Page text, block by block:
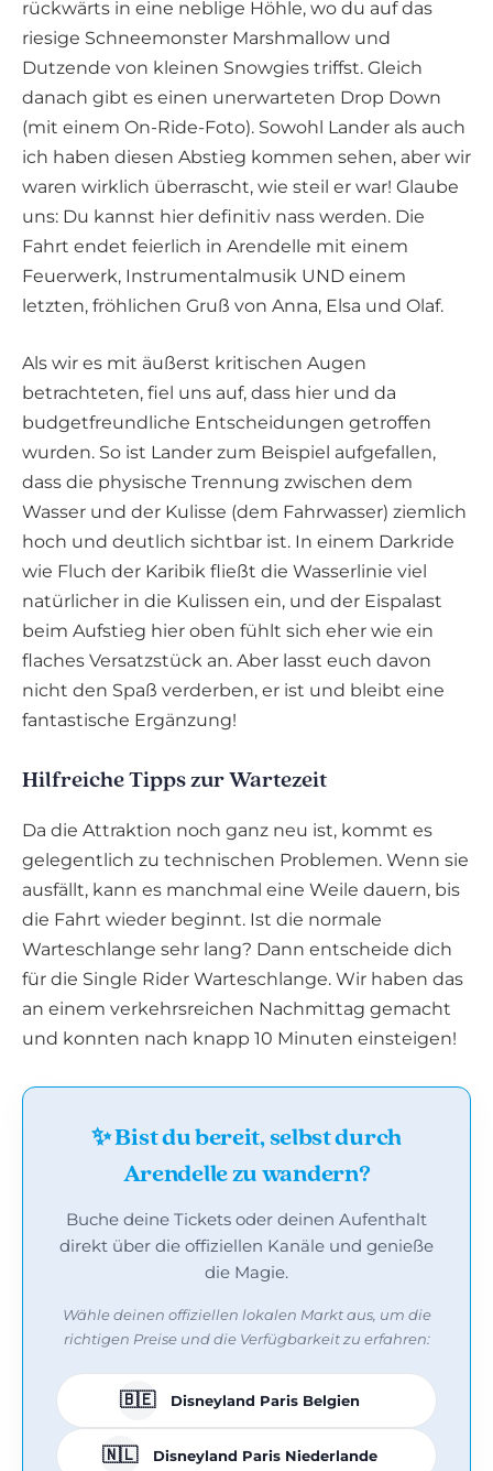
rückwärts in eine neblige Höhle, wo du auf das
riesige Schneemonster Marshmallow und
Dutzende von kleinen Snowgies triffst. Gleich
danach gibt es einen unerwarteten Drop Down
(mit einem On-Ride-Foto). Sowohl Lander als auch
ich haben diesen Abstieg kommen sehen, aber wir
waren wirklich überrascht, wie steil er war! Glaube
uns: Du kannst hier definitiv nass werden. Die
Fahrt endet feierlich in Arendelle mit einem
Feuerwerk, Instrumentalmusik UND einem
letzten, fröhlichen Gruß von Anna, Elsa und Olaf.
Als wir es mit äußerst kritischen Augen
betrachteten, fiel uns auf, dass hier und da
budgetfreundliche Entscheidungen getroffen
wurden. So ist Lander zum Beispiel aufgefallen,
dass die physische Trennung zwischen dem
Wasser und der Kulisse (dem Fahrwasser) ziemlich
hoch und deutlich sichtbar ist. In einem Darkride
wie Fluch der Karibik fließt die Wasserlinie viel
natürlicher in die Kulissen ein, und der Eispalast
beim Aufstieg hier oben fühlt sich eher wie ein
flaches Versatzstück an. Aber lasst euch davon
nicht den Spaß verderben, er ist und bleibt eine
fantastische Ergänzung!
Hilfreiche Tipps zur Wartezeit
Da die Attraktion noch ganz neu ist, kommt es
gelegentlich zu technischen Problemen. Wenn sie
ausfällt, kann es manchmal eine Weile dauern, bis
die Fahrt wieder beginnt. Ist die normale
Warteschlange sehr lang? Dann entscheide dich
für die Single Rider Warteschlange. Wir haben das
an einem verkehrsreichen Nachmittag gemacht
und konnten nach knapp 10 Minuten einsteigen!
✨ Bist du bereit, selbst durch
Arendelle zu wandern?
Buche deine Tickets oder deinen Aufenthalt
direkt über die offiziellen Kanäle und genieße
die Magie.
Wähle deinen offiziellen lokalen Markt aus, um die
richtigen Preise und die Verfügbarkeit zu erfahren:
🇧🇪 Disneyland Paris Belgien
🇳🇱 Disneyland Paris Niederlande